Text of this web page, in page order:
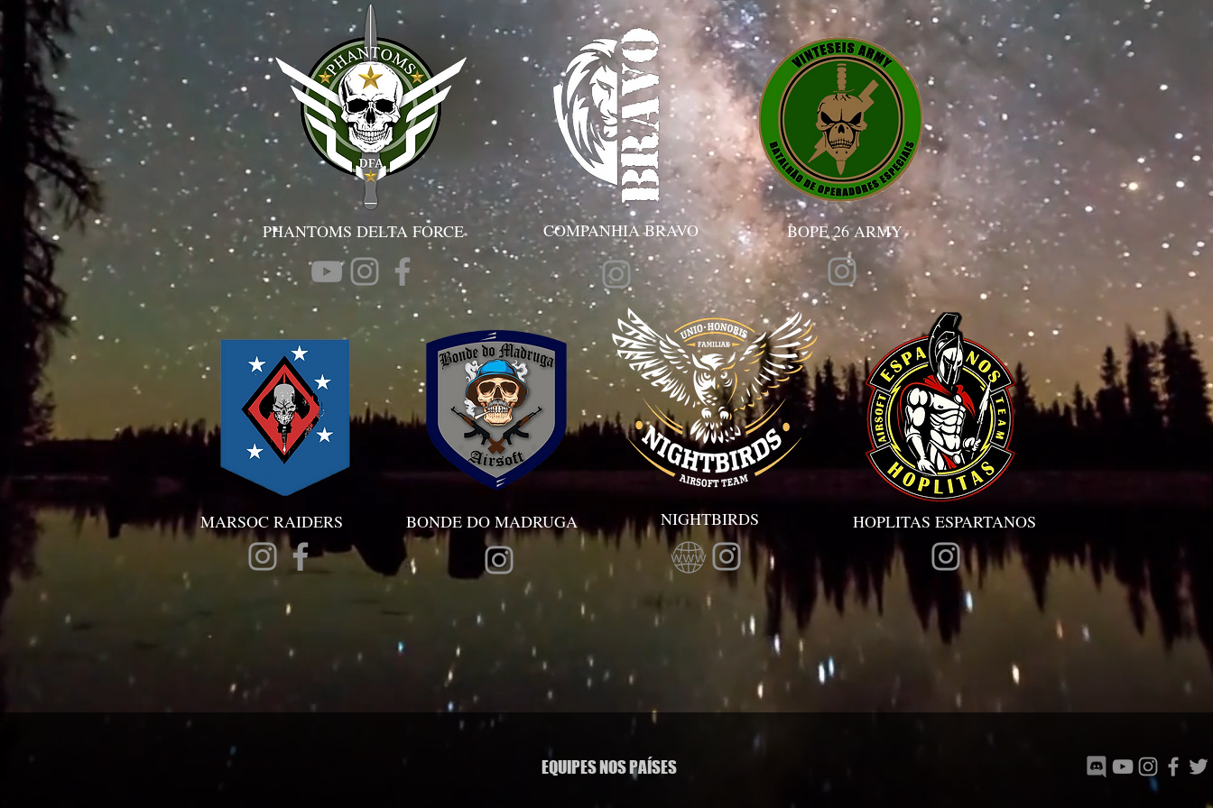
PHANTOMS DELTA FORCE COMPANHIA BRAVO BOPE 26 ARMY
MARSOC RAIDERS BONDE DO MADRUGA NIGHTBIRDS HOPLITAS ESPARTANOS
EQUIPES NOS PAÍSES